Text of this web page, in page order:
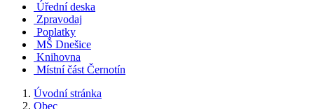
Úřední deska
Zpravodaj
Poplatky
MŠ Dnešice
Knihovna
Místní část Černotín
Úvodní stránka
Obec